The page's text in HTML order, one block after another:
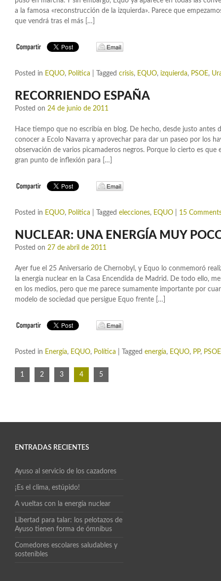
a la famosa «reconstrucción de la izquierda». Parece que
que vendrá tras el más […]
Posted in EQUO, Política Tagged crisis, EQUO, izquierda, PSOE,
RECORRIENDO ESPAÑA
Posted on 24 de junio de 2011
Hace tiempo que no escribía en blog. De hecho, desde justo antes
conocer a Ecolo Navarra y aprovechar para dar un paseo por los
observación de varios picamaderos negros. Porque lo cierto es que
gran punto de inflexión para […]
Posted in EQUO, Política Tagged elecciones, EQUO 15
NUCLEAR: UNA ENERGÍA MUY
Posted on 27 de abril de 2011
Ayer fue el 25 Aniversario de Chernobyl, y Equo lo conmemoró
la energía nuclear en la Casa Encendida de Madrid. De todo ello,
en los medios, pero que me parece sumamente importante por
modelo de sociedad que persigue Equo frente […]
Posted in Energía, EQUO, Política Tagged energía, EQUO, PP, PSOE
1 2 3 4 5
ENTRADAS RECIENTES
Ayuso al servicio de los cazadores
¡Es el clima, estúpido!
A vueltas con la energía nuclear
Libertad para talar: los pelotazos de
Ayuso tienen forma de ómnibus
Comedores escolares saludables y
sostenibles